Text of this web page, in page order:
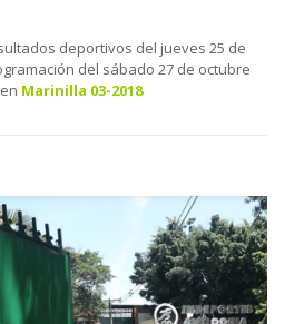
deportivos del jueves 25 de
del sábado 27 de octubre
Marinilla 03-2018